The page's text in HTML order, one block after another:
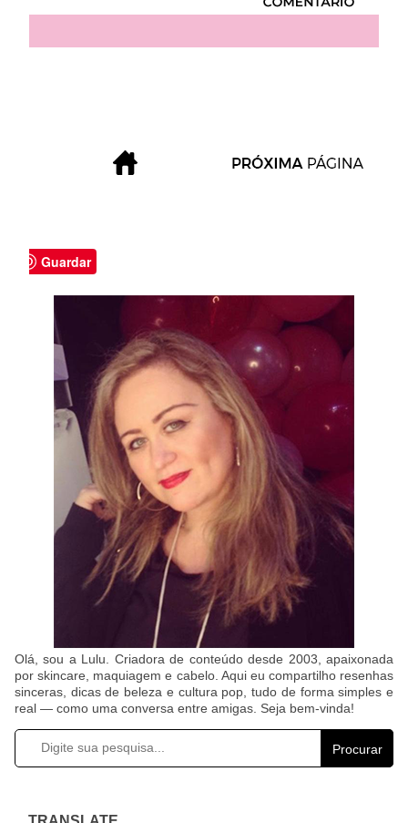
Guardar
Olá, sou a Lulu. Criadora de conteúdo desde 2003, apaixonada
por skincare, maquiagem e cabelo. Aqui eu compartilho resenhas
sinceras, dicas de beleza e cultura pop, tudo de forma simples e
real — como uma conversa entre amigas. Seja bem-vinda!
Procurar